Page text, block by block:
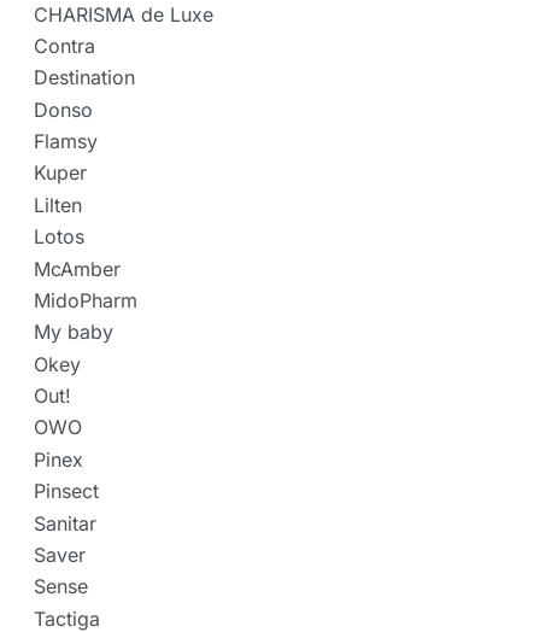
CHARISMA de Luxe
Contra
Destination
Donso
Flamsy
Kuper
Lilten
Lotos
McAmber
MidoPharm
My baby
Okey
Out!
OWO
Pinex
Pinsect
Sanitar
Saver
Sense
Tactiga